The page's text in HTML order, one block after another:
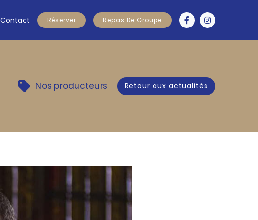
Contact Réserver Repas De Groupe
Nos producteurs Retour aux actualités